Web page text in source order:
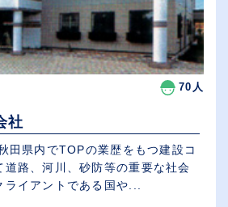
70人
社
田県内でTOPの業歴をもつ建設コ
道路、河川、砂防等の重要な社会
ライアントである国や...